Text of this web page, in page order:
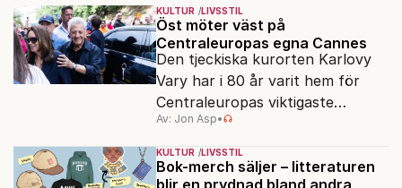
KULTUR LIVSSTIL
Öst möter väst på
Centraleuropas egna Cannes
Den tjeckiska kurorten Karlovy
Vary har i 80 år varit hem för
Centraleuropas viktigaste
filmfestival – en plats där
Hollywoodglans möter
egensinnighet.
Av: Jon Asp•
KULTUR LIVSSTIL
Bok-merch säljer – litteraturen
blir en prydnad bland andra